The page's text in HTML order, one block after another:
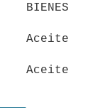
BIENES
Aceite
Aceite